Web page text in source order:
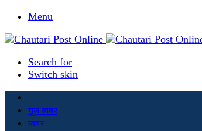
Menu
Search for
Switch skin
मूल खबर
खबर